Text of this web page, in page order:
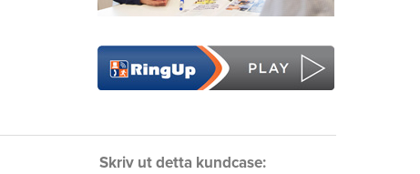
Skriv ut detta kundcase: